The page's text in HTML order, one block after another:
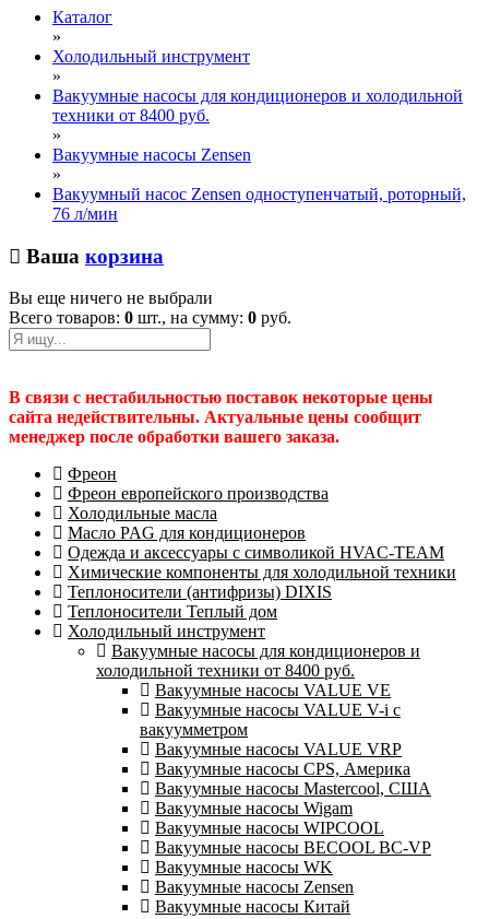
Каталог
»
Холодильный инструмент
»
Вакуумные насосы для кондиционеров и холодильной
техники от 8400 руб.
»
Вакуумные насосы Zensen
»
Вакуумный насос Zensen одноступенчатый, роторный,
76 л/мин
Ваша корзина
Вы еще ничего не выбрали
Всего товаров: 0 шт., на сумму: 0 руб.
В связи с нестабильностью поставок некоторые цены
сайта недействительны. Актуальные цены сообщит
менеджер после обработки вашего заказа.
Фреон
Фреон европейского производства
Холодильные масла
Масло PAG для кондиционеров
Одежда и аксессуары с символикой HVAC-TEAM
Химические компоненты для холодильной техники
Теплоносители (антифризы) DIXIS
Теплоносители Теплый дом
Холодильный инструмент
Вакуумные насосы для кондиционеров и
холодильной техники от 8400 руб.
Вакуумные насосы VALUE VE
Вакуумные насосы VALUE V-i с
вакуумметром
Вакуумные насосы VALUE VRP
Вакуумные насосы CPS, Америка
Вакуумные насосы Mastercool, США
Вакуумные насосы Wigam
Вакуумные насосы WIPCOOL
Вакуумные насосы BECOOL BC-VP
Вакуумные насосы WK
Вакуумные насосы Zensen
Вакуумные насосы Китай